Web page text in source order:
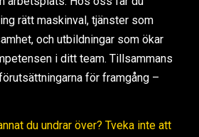
rätt maskinval, tjänster som
och utbildningar som ökar
i ditt team. Tillsammans
för framgång –
du undrar över? Tveka inte att